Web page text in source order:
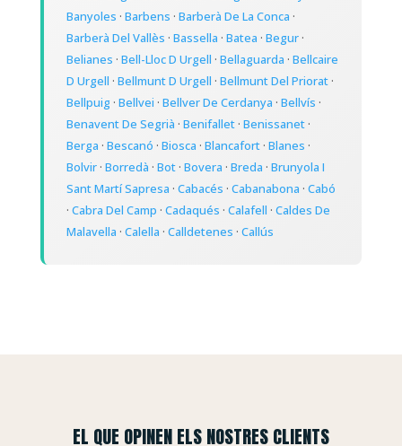
Banyoles · Barbens · Barberà De La Conca ·
Barberà Del Vallès · Bassella · Batea · Begur·
Belianes · Bell-Lloc D Urgell · Bellaguarda · Bellcaire
D Urgell · Bellmunt D Urgell · Bellmunt Del Priorat·
Bellpuig· Bellvei · Bellver De Cerdanya · Bellvís ·
Benavent De Segrià · Benifallet· Benissanet·
Berga · Bescanó · Biosca · Blancafort· Blanes ·
Bolvir· Borredà · Bot· Bovera · Breda · Brunyola I
Sant Martí Sapresa · Cabacés · Cabanabona · Cabó
· Cabra Del Camp · Cadaqués · Calafell · Caldes De
Malavella · Calella · Calldetenes · Callús
EL QUE OPINEN ELS NOSTRES CLIENTS